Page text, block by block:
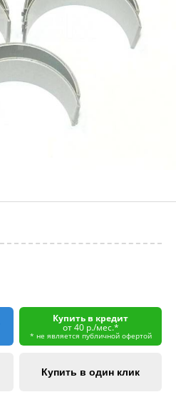
Купить в кредит
от 40 р./мес.*
* не является публичной офертой
Купить в один клик